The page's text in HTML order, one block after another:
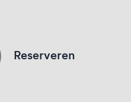
Reserveren